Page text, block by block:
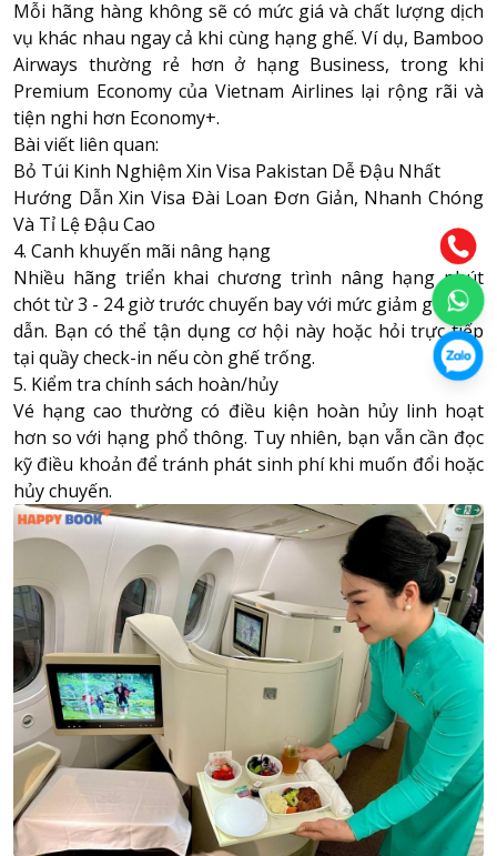
Mỗi hãng hàng không sẽ có mức giá và chất lượng dịch
vụ khác nhau ngay cả khi cùng hạng ghế. Ví dụ, Bamboo
Airways thường rẻ hơn ở hạng Business, trong khi
Premium Economy của Vietnam Airlines lại rộng rãi và
tiện nghi hơn Economy+.
Bài viết liên quan:
Bỏ Túi Kinh Nghiệm Xin Visa Pakistan Dễ Đậu Nhất
Hướng Dẫn Xin Visa Đài Loan Đơn Giản, Nhanh Chóng
Và Tỉ Lệ Đậu Cao
4. Canh khuyến mãi nâng hạng
Nhiều hãng triển khai chương trình nâng hạng phút
chót từ 3 - 24 giờ trước chuyến bay với mức giảm giá hấp
dẫn. Bạn có thể tận dụng cơ hội này hoặc hỏi trực tiếp
tại quầy check-in nếu còn ghế trống.
5. Kiểm tra chính sách hoàn/hủy
Vé hạng cao thường có điều kiện hoàn hủy linh hoạt
hơn so với hạng phổ thông. Tuy nhiên, bạn vẫn cần đọc
kỹ điều khoản để tránh phát sinh phí khi muốn đổi hoặc
hủy chuyến.